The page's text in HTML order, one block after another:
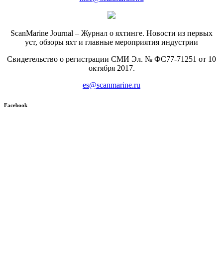
ScanMarine Journal – Журнал о яхтинге. Новости из первых
уст, обзоры яхт и главные мероприятия индустрии
Свидетельство о регистрации СМИ Эл. № ФС77-71251 от 10
октября 2017.
es@scanmarine.ru
Facebook